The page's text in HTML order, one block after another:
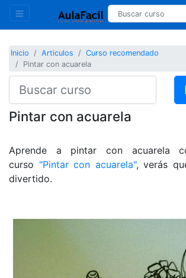
Inicio Articulos
Curso recomendado
Pintar con acuarela
Pintar con acuarela
Aprende a pintar con acuarela
curso "Pintar con acuarela", verás
divertido.